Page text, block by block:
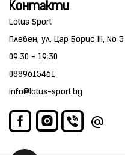
Контакти
Lotus Sport
Плевен, ул. Цар Борис III, No 5
09:30 - 19:30
0889615461
info@lotus-sport.bg